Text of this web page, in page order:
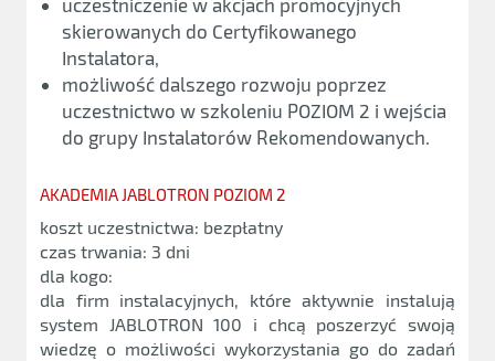
uczestniczenie w akcjach promocyjnych
skierowanych do Certyfikowanego
Instalatora,
możliwość dalszego rozwoju poprzez
uczestnictwo w szkoleniu POZIOM 2 i wejścia
do grupy Instalatorów Rekomendowanych.
AKADEMIA JABLOTRON POZIOM 2
koszt uczestnictwa: bezpłatny
czas trwania: 3 dni
dla kogo:
dla firm instalacyjnych, które aktywnie instalują
system JABLOTRON 100 i chcą poszerzyć swoją
wiedzę o możliwości wykorzystania go do zadań